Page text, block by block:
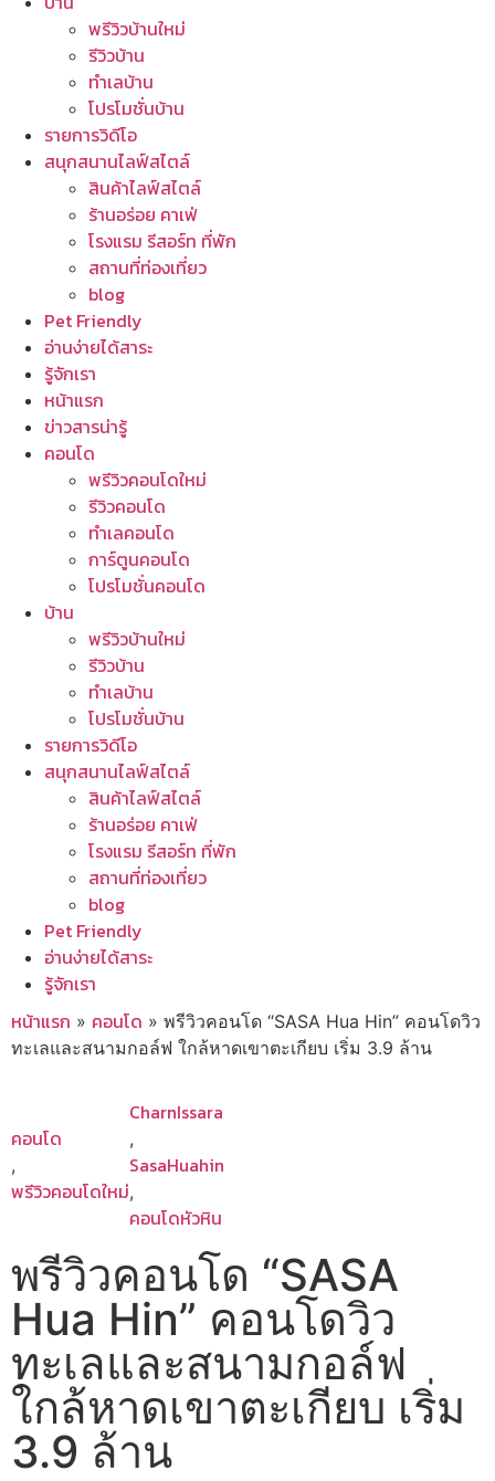
พรีวิวบ้านใหม่
รีวิวบ้าน
ทำเลบ้าน
โปรโมชั่นบ้าน
รายการวิดีโอ
สนุกสนานไลฟ์สไตล์
สินค้าไลฟ์สไตล์
ร้านอร่อย คาเฟ่
โรงแรม รีสอร์ท ที่พัก
สถานที่ท่องเที่ยว
blog
Pet Friendly
อ่านง่ายได้สาระ
รู้จักเรา
หน้าแรก
ข่าวสารน่ารู้
คอนโด
พรีวิวคอนโดใหม่
รีวิวคอนโด
ทำเลคอนโด
การ์ตูนคอนโด
โปรโมชั่นคอนโด
บ้าน
พรีวิวบ้านใหม่
รีวิวบ้าน
ทำเลบ้าน
โปรโมชั่นบ้าน
รายการวิดีโอ
สนุกสนานไลฟ์สไตล์
สินค้าไลฟ์สไตล์
ร้านอร่อย คาเฟ่
โรงแรม รีสอร์ท ที่พัก
สถานที่ท่องเที่ยว
blog
Pet Friendly
อ่านง่ายได้สาระ
รู้จักเรา
หน้าแรก » คอนโด » พรีวิวคอนโด “SASA Hua Hin” คอนโดวิว
ทะเลและสนามกอล์ฟ ใกล้หาดเขาตะเกียบ เริ่ม 3.9 ล้าน
คอนโด
,
พรีวิวคอนโดใหม่
CharnIssara
,
SasaHuahin
,
คอนโดหัวหิน
พรีวิวคอนโด “SASA
Hua Hin” คอนโดวิว
ทะเลและสนามกอล์ฟ
ใกล้หาดเขาตะเกียบ เริ่ม
3.9 ล้าน